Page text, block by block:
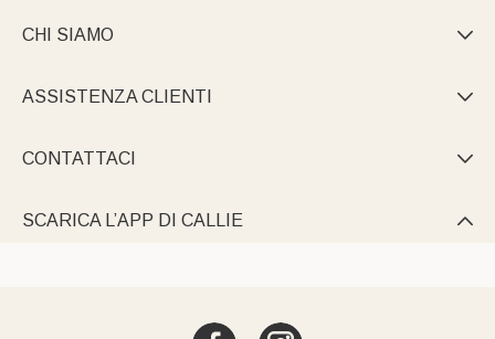
CHI SIAMO 
ASSISTENZA CLIENTI 
CONTATTACI 
SCARICA L’APP DI CALLIE 